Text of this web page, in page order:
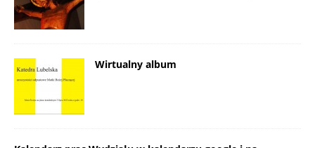
Wirtualny album